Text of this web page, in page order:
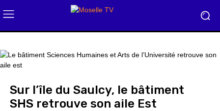
Sur l’île du Saulcy, le bâtiment
SHS retrouve son aile Est